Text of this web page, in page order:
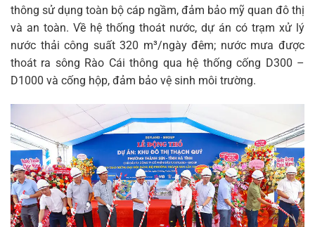
thông sử dụng toàn bộ cáp ngầm, đảm bảo mỹ quan đô thị
và an toàn. Về hệ thống thoát nước, dự án có trạm xử lý
nước thải công suất 320 m³/ngày đêm; nước mưa được
thoát ra sông Rào Cái thông qua hệ thống cống D300 –
D1000 và cống hộp, đảm bảo vệ sinh môi trường.